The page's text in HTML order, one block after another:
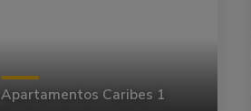
Apartamentos Caribes 1